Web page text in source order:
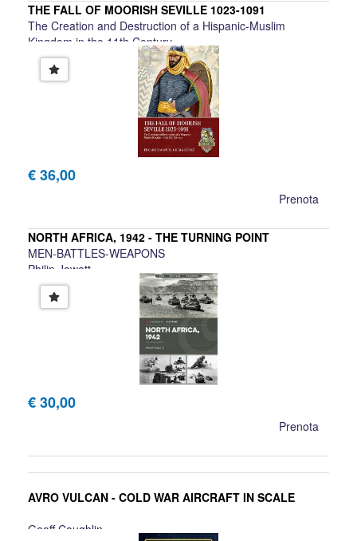
THE FALL OF MOORISH SEVILLE 1023-1091
The Creation and Destruction of a Hispanic-Muslim
Kingdom in the 11th Century
Eduardo Manuel Gil Martinez
€ 36,00
Prenota
NORTH AFRICA, 1942 - THE TURNING POINT
MEN-BATTLES-WEAPONS
Philip Jowett
€ 30,00
Prenota
AVRO VULCAN - COLD WAR AIRCRAFT IN SCALE
Geoff Coughlin